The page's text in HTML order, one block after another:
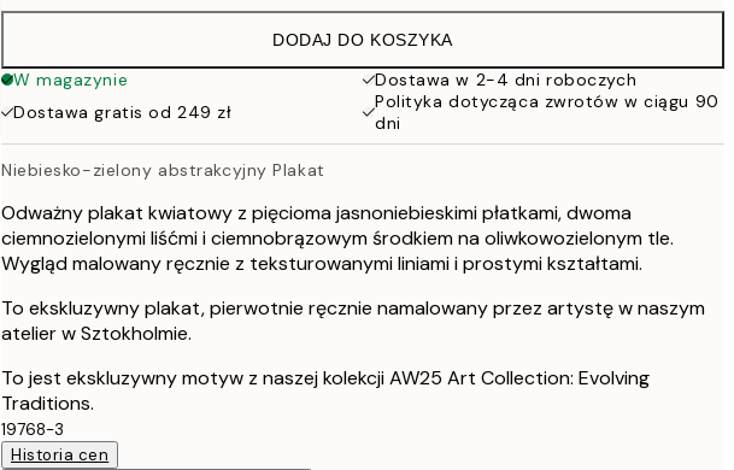
86 zł
152 zł
70x100 cm 103 zł
100x150 cm
DODAJ DO KOSZYKA
W magazynie
Dostawa w 2-4 dni roboczych
Dostawa gratis od 249 zł
Polityka dotycząca zwrotów w ciągu 90
dni
Niebiesko-zielony abstrakcyjny Plakat
Odważny plakat kwiatowy z pięcioma jasnoniebieskimi płatkami, dwoma
ciemnozielonymi liśćmi i ciemnobrązowym środkiem na oliwkowozielonym tle.
Wygląd malowany ręcznie z teksturowanymi liniami i prostymi kształtami.
To ekskluzywny plakat, pierwotnie ręcznie namalowany przez artystę w naszym
atelier w Sztokholmie.
To jest ekskluzywny motyw z naszej kolekcji AW25 Art Collection: Evolving
Traditions.
19768-3
Historia cen